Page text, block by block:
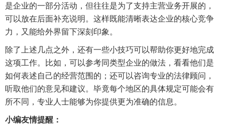
是企业的一部分活动，但往往是为了支持主营业务开展的，
可以放在后面补充说明。这样既能清晰表达企业的核心竞争
力，又能给外界留下深刻印象。
除了上述几点之外，还有一些小技巧可以帮助你更好地完成
这项工作。比如，可以参考同类型企业的做法，看看他们是
如何表述自己的经营范围的；还可以咨询专业的法律顾问，
听取他们的意见和建议。毕竟每个地区的具体规定可能会有
所不同，专业人士能够为你提供更为准确的信息。
小编友情提醒：